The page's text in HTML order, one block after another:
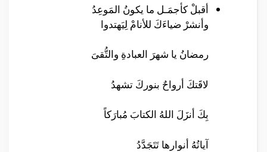
أقبلْ كأجمَـل ما يكونُ المَوعِدُ
وأنشرْ ضياءَكَ للأنامْ لِيَهتدوا
رمضانُ يا شهرَ العبادةِ والتُّقىَ
لاقَتكَ أرواحٌ بنوركَ تشهدُ
بِكَ أنزَلَ اللهُ الكتابَ مُبارَكاً
آياتُهُ أنوارها تَتَجَدَّدُ